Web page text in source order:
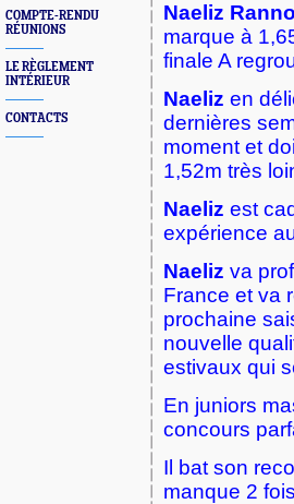
COMPTE-RENDU
RÉUNIONS
LE RÈGLEMENT
INTÉRIEUR
CONTACTS
Naeliz
marque à
finale A
Naeliz en
dernières
moment et
1,52m très
Naeliz est
expérience
Naeliz va
France et va
prochaine
nouvelle
estivaux qui
En juniors
concours
Il bat son
manque 2